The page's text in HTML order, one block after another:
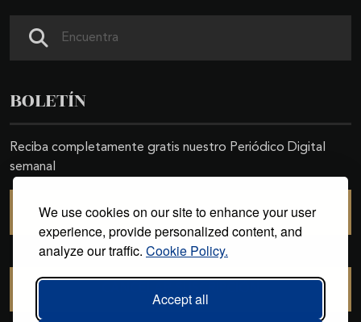
We use cookies on our site to enhance your user
experience, provide personalized content, and
analyze our traffic. Cookie Policy.
Accept all
BOLETÍN
Reciba completamente gratis nuestro Periódico Digital
semanal
SUSCRIBIRSE